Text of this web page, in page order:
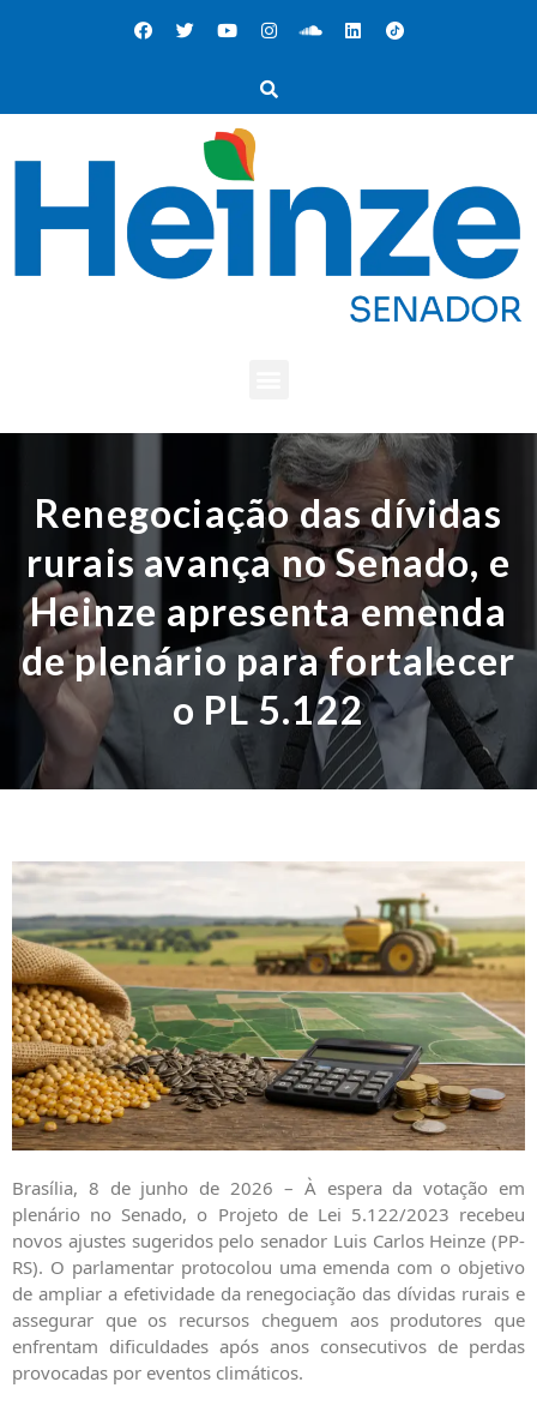
Renegociação das dívidas
rurais avança no Senado, e
Heinze apresenta emenda
de plenário para fortalecer
o PL 5.122
Brasília, 8 de junho de 2026 – À espera da votação em
plenário no Senado, o Projeto de Lei 5.122/2023 recebeu
novos ajustes sugeridos pelo senador Luis Carlos Heinze (PP-
RS). O parlamentar protocolou uma emenda com o objetivo
de ampliar a efetividade da renegociação das dívidas rurais e
assegurar que os recursos cheguem aos produtores que
enfrentam dificuldades após anos consecutivos de perdas
provocadas por eventos climáticos.